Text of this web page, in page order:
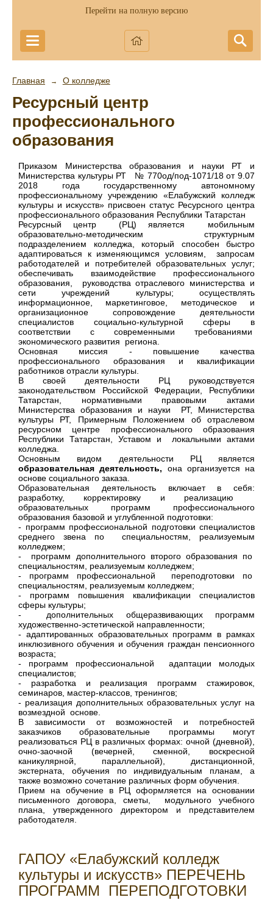
Перейти на полную версию
Главная → О колледже
Ресурсный центр
профессионального
образования
Приказом Министерства образования и науки РТ и
Министерства культуры РТ № 770од/под-1071/18 от 9.07
2018 года государственному автономному
профессиональному учреждению «Елабужский колледж
культуры и искусств» присвоен статус Ресурсного центра
профессионального образования Республики Татарстан
Ресурсный центр (РЦ) является мобильным
образовательно-методическим структурным
подразделением колледжа, который способен быстро
адаптироваться к изменяющимся условиям, запросам
работодателей и потребителей образовательных услуг;
обеспечивать взаимодействие профессионального
образования, руководства отраслевого министерства и
сети учреждений культуры; осуществлять
информационное, маркетинговое, методическое и
организационное сопровождение деятельности
специалистов социально-культурной сферы в
соответствии с современными требованиями
экономического развития региона.
Основная миссия - повышение качества
профессионального образования и квалификации
работников отрасли культуры.
В своей деятельности РЦ руководствуется
законодательством Российской Федерации, Республики
Татарстан, нормативными правовыми актами
Министерства образования и науки РТ, Министерства
культуры РТ, Примерным Положением об отраслевом
ресурсном центре профессионального образования
Республики Татарстан, Уставом и локальными актами
колледжа.
Основным видом деятельности РЦ является
образовательная деятельность, она организуется на
основе социального заказа.
Образовательная деятельность включает в себя:
разработку, корректировку и реализацию
образовательных программ профессионального
образования базовой и углубленной подготовки:
- программ профессиональной подготовки специалистов
среднего звена по специальностям, реализуемым
колледжем;
- программ дополнительного второго образования по
специальностям, реализуемым колледжем;
- программ профессиональной переподготовки по
специальностям, реализуемым колледжем;
- программ повышения квалификации специалистов
сферы культуры;
- дополнительных общеразвивающих программ
художественно-эстетической направленности;
- адаптированных образовательных программ в рамках
инклюзивного обучения и обучения граждан пенсионного
возраста;
- программ профессиональной адаптации молодых
специалистов;
- разработка и реализация программ стажировок,
семинаров, мастер-классов, тренингов;
- реализация дополнительных образовательных услуг на
возмездной основе.
В зависимости от возможностей и потребностей
заказчиков образовательные программы могут
реализоваться РЦ в различных формах: очной (дневной),
очно-заочной (вечерней, сменной, воскресной
каникулярной, параллельной), дистанционной,
экстерната, обучения по индивидуальным планам, а
также возможно сочетание различных форм обучения.
Прием на обучение в РЦ оформляется на основании
письменного договора, сметы, модульного учебного
плана, утвержденного директором и представителем
работодателя.
ГАПОУ «Елабужский колледж
культуры и искусств» ПЕРЕЧЕНЬ
ПРОГРАММ ПЕРЕПОДГОТОВКИ